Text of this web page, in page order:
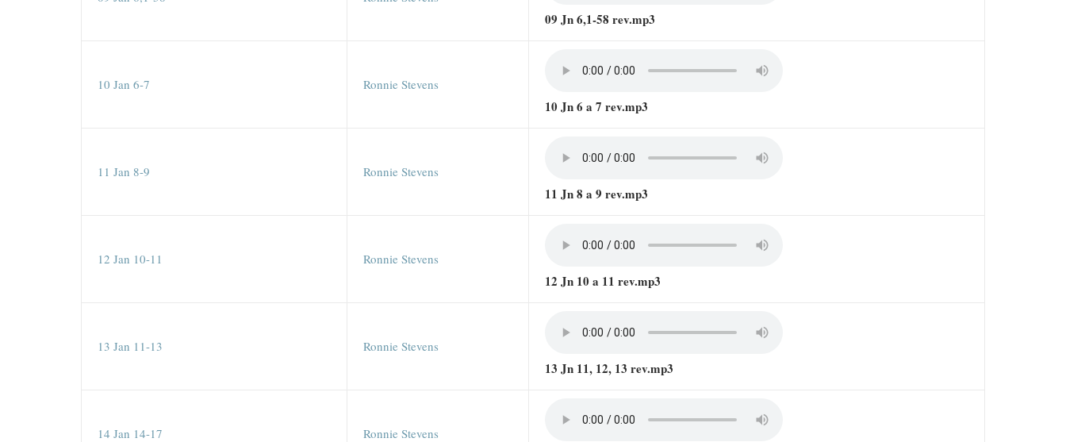
09 Jn 6,1-58 rev.mp3
10 Jan 6-7 Ronnie Stevens
10 Jn 6 a 7 rev.mp3
11 Jan 8-9 Ronnie Stevens
11 Jn 8 a 9 rev.mp3
12 Jan 10-11 Ronnie Stevens
12 Jn 10 a 11 rev.mp3
13 Jan 11-13 Ronnie Stevens
13 Jn 11, 12, 13 rev.mp3
14 Jan 14-17 Ronnie Stevens